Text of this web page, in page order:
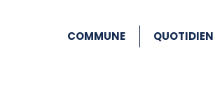
COMMUNE QUOTIDIEN